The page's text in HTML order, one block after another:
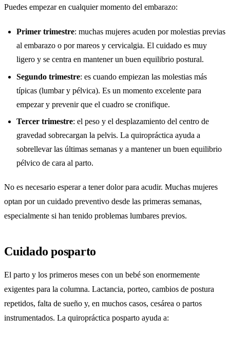
Puedes empezar en cualquier momento del embarazo:
Primer trimestre: muchas mujeres acuden por molestias previas
al embarazo o por mareos y cervicalgia. El cuidado es muy
ligero y se centra en mantener un buen equilibrio postural.
Segundo trimestre: es cuando empiezan las molestias más
típicas (lumbar y pélvica). Es un momento excelente para
empezar y prevenir que el cuadro se cronifique.
Tercer trimestre: el peso y el desplazamiento del centro de
gravedad sobrecargan la pelvis. La quiropráctica ayuda a
sobrellevar las últimas semanas y a mantener un buen equilibrio
pélvico de cara al parto.
No es necesario esperar a tener dolor para acudir. Muchas mujeres
optan por un cuidado preventivo desde las primeras semanas,
especialmente si han tenido problemas lumbares previos.
Cuidado posparto
El parto y los primeros meses con un bebé son enormemente
exigentes para la columna. Lactancia, porteo, cambios de postura
repetidos, falta de sueño y, en muchos casos, cesárea o partos
instrumentados. La quiropráctica posparto ayuda a: